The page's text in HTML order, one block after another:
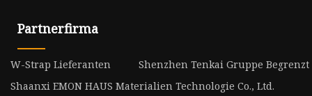
Partnerfirma
W-Strap Lieferanten
Shenzhen Tenkai Gruppe Begrenzt
Shaanxi EMON HAUS Materialien Technologie Co., Ltd.